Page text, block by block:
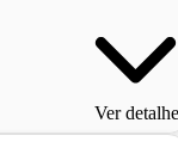
Ver